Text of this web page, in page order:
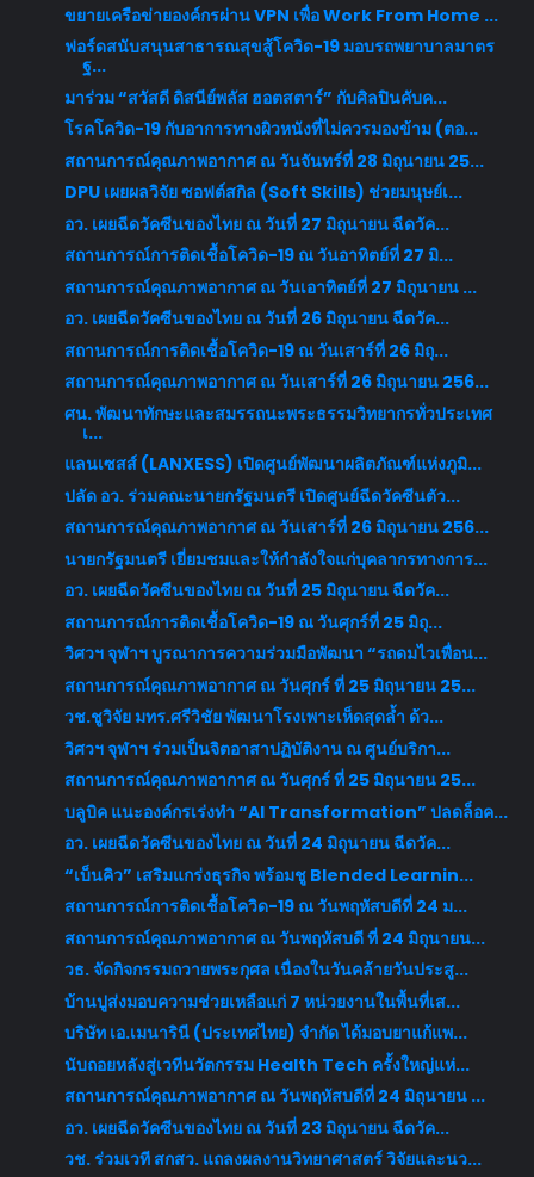
ขยายเครือข่ายองค์กรผ่าน VPN เพื่อ Work From Home​ ...
ฟอร์ดสนับสนุนสาธารณสุขสู้โควิด-19 มอบรถพยาบาลมาตร
ฐ...
มาร่วม “สวัสดี ดิสนีย์พลัส ฮอตสตาร์” กับศิลปินคับค...
โรคโควิด-19 กับอาการทางผิวหนังที่ไม่ควรมองข้าม (ตอ...
สถานการณ์คุณภาพอากาศ ณ วันจันทร์ที่ 28 มิถุนายน 25...
DPU เผยผลวิจัย ซอฟต์สกิล (Soft Skills) ช่วยมนุษย์เ...
อว. เผยฉีดวัคซีนของไทย ณ วันที่ 27 มิถุนายน ฉีดวัค...
สถานการณ์การติดเชื้อโควิด-19 ณ วันอาทิตย์ที่ 27 มิ...
สถานการณ์คุณภาพอากาศ ณ วันเอาทิตย์ที่ 27 มิถุนายน ...
อว. เผยฉีดวัคซีนของไทย ณ วันที่ 26 มิถุนายน ฉีดวัค...
สถานการณ์การติดเชื้อโควิด-19 ณ วันเสาร์ที่ 26 มิถุ...
สถานการณ์คุณภาพอากาศ ณ วันเสาร์ที่ 26 มิถุนายน 256...
ศน. พัฒนาทักษะและสมรรถนะพระธรรมวิทยากรทั่วประเทศ
เ...
แลนเซสส์ (LANXESS) เปิดศูนย์พัฒนาผลิตภัณฑ์แห่งภูมิ...
ปลัด อว. ร่วมคณะนายกรัฐมนตรี เปิดศูนย์ฉีดวัคซีนตัว...
สถานการณ์คุณภาพอากาศ ณ วันเสาร์ที่ 26 มิถุนายน 256...
นายกรัฐมนตรี เยี่ยมชมและให้กำลังใจแก่บุคลากรทางการ...
อว. เผยฉีดวัคซีนของไทย ณ วันที่ 25 มิถุนายน ฉีดวัค...
สถานการณ์การติดเชื้อโควิด-19 ณ วันศุกร์ที่ 25 มิถุ...
วิศวฯ จุฬาฯ บูรณาการความร่วมมือพัฒนา “รถดมไวเพื่อน...
สถานการณ์คุณภาพอากาศ ณ วันศุกร์ ที่ 25 มิถุนายน 25...
วช.ชูวิจัย มทร.ศรีวิชัย พัฒนาโรงเพาะเห็ดสุดล้ำ ด้ว...
วิศวฯ จุฬาฯ ร่วมเป็นจิตอาสาปฏิบัติงาน ณ ศูนย์บริกา...
สถานการณ์คุณภาพอากาศ ณ วันศุกร์ ที่ 25 มิถุนายน 25...
บลูบิค แนะองค์กรเร่งทำ “AI Transformation” ปลดล็อค...
อว. เผยฉีดวัคซีนของไทย ณ วันที่ 24 มิถุนายน ฉีดวัค...
“เบ็นคิว” เสริมแกร่งธุรกิจ พร้อมชู Blended Learnin...
สถานการณ์การติดเชื้อโควิด-19 ณ วันพฤหัสบดีที่ 24 ม...
สถานการณ์คุณภาพอากาศ ณ วันพฤหัสบดี ที่ 24 มิถุนายน...
วธ. จัดกิจกรรมถวายพระกุศล เนื่องในวันคล้ายวันประสู...
บ้านปูส่งมอบความช่วยเหลือแก่ 7 หน่วยงานในพื้นที่เส...
บริษัท เอ.เมนารินี (ประเทศไทย) จำกัด ได้มอบยาแก้แพ...
นับถอยหลังสู่เวทีนวัตกรรม Health Tech ครั้งใหญ่แห่...
สถานการณ์คุณภาพอากาศ ณ วันพฤหัสบดีที่ 24 มิถุนายน ...
อว. เผยฉีดวัคซีนของไทย ณ วันที่ 23 มิถุนายน ฉีดวัค...
วช. ร่วมเวที สกสว. แถลงผลงานวิทยาศาสตร์ วิจัยและนว...